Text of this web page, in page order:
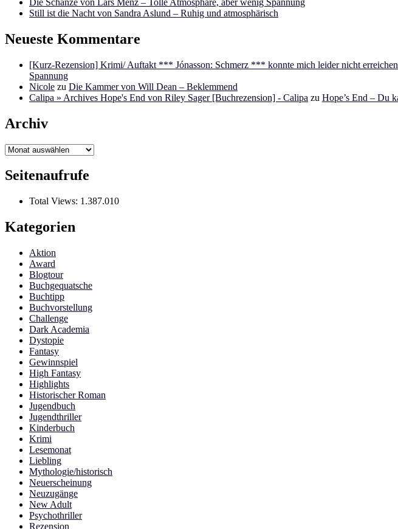
Die Schanze von Lars Menz – Tolle Atmosphäre, aber wenig Spannung
Still ist die Nacht von Sandra Aslund – Ruhig und atmosphärisch
Neueste Kommentare
[Kurz-Rezension] Krimi/ Auftakt *** Jónasson: Schmerz *** konnte mich leider nicht
Spannung
Nicole zu Die Kammer von Will Dean – Beklemmend
Calipa » Archives Hope's End von Riley Sager [Buchrezension] - Calipa zu Hope’s End – Du
Archiv
Archiv
Seitenaufrufe
Total Views: 1.387.010
Kategorien
Aktion
Award
Blogtour
Buchgequatsche
Buchtipp
Buchvorstellung
Challenge
Dark Academia
Dystopie
Fantasy
Gewinnspiel
High Fantasy
Highlights
Historischer Roman
Jugendbuch
Jugendthriller
Kinderbuch
Krimi
Lesemonat
Liebling
Mythologie/historisch
Neuerscheinung
Neuzugänge
New Adult
Psychothriller
Rezension